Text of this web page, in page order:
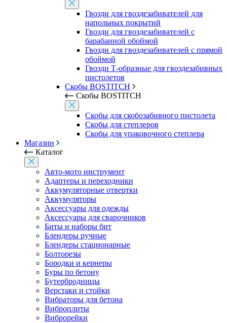
Гвозди для гвоздезабивателей для
напольных покрытий
Гвозди для гвоздезабивателей с
барабанной обоймой
Гвозди для гвоздезабивателей с прямой
обоймой
Гвозди Т-образные для гвоздезабивных
пистолетов
Скобы BOSTITCH
Скобы BOSTITCH
Скобы для скобозабивного пистолета
Скобы для степлеров
Скобы для упаковочного степлера
Магазин
Каталог
Авто-мото инструмент
Адаптеры и переходники
Аккумуляторные отвертки
Аккумуляторы
Аксессуары для одежды
Аксессуары для сварочников
Биты и наборы бит
Блендеры ручные
Блендеры стационарные
Болторезы
Бородки и кернеры
Буры по бетону
Бутербродницы
Верстаки и стойки
Вибраторы для бетона
Виброплиты
Виброрейки